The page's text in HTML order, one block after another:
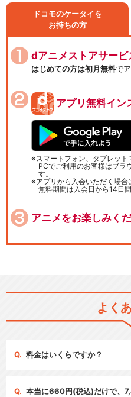
ドコモのケータイを
お持ちの方
dアニメストアサービ
はじめての方は初月無料で
アプリ無料イン
スマートフォン、タブレット
PCでご利用のお客様はブラ
す。
アプリから入会いただく場
無料期間は入会日から14日間
アニメをお楽しみく
よく
料金はいくらですか？
本当に660円(税込)だけで、